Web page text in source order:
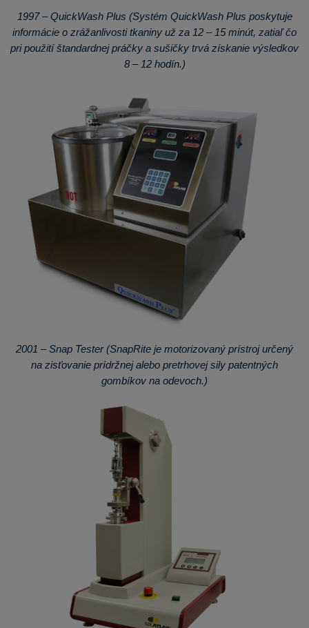
1997 – QuickWash Plus (Systém QuickWash Plus poskytuje
informácie o zrážanlivosti tkaniny už za 12 – 15 minút, zatiaľ čo
pri použití štandardnej práčky a sušičky trvá získanie výsledkov
8 – 12 hodín.)
2001 – Snap Tester (SnapRite je motorizovaný prístroj určený
na zisťovanie prídržnej alebo pretrhovej sily patentných
gombíkov na odevoch.)